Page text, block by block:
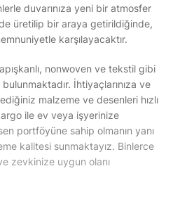
duvarınıza yeni bir atmosfer
üretilip bir araya getirildiğinde,
karşılayacaktır.
nonwoven ve tekstil gibi
İhtiyaçlarınıza ve
malzeme ve desenleri hızlı
ile ev veya işyerinize
portföyüne sahip olmanın yanı
kalitesi sunmaktayız. Binlerce
zevkinize uygun olanı